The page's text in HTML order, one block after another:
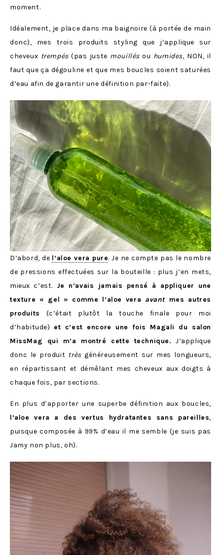
moment.
Idéalement, je place dans ma baignoire (à portée de main
donc), mes trois produits styling que j’applique sur
cheveux trempés(pas juste mouillés ou humides, NON, il
faut que ça dégouline et que mes boucles soient saturées
d’eau afin de garantir une définition par-faite).
D’abord, de l’aloe vera pure. Je ne compte pas le nombre
de pressions effectuées sur la bouteille : plus j’en mets,
mieux c’est. Je n’avais jamais pensé à appliquer une
texture « gel » comme l’aloe vera avantmes autres
produits
(c’était plutôt la touche finale pour moi
d’habitude) et c’est encore une fois Magali du salon
MissMag qui m’a montré cette technique. J’applique
donc le produit trèsgénéreusement sur mes longueurs,
en répartissant et démêlant mes cheveux aux doigts à
chaque fois, par sections.
En plus d’apporter une superbe définition aux boucles,
l’aloe vera a des vertus hydratantes sans pareilles,
puisque composée à 99% d’eau il me semble (je suis pas
Jamy non plus, oh).